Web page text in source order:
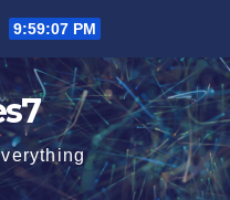
9:59:08 PM